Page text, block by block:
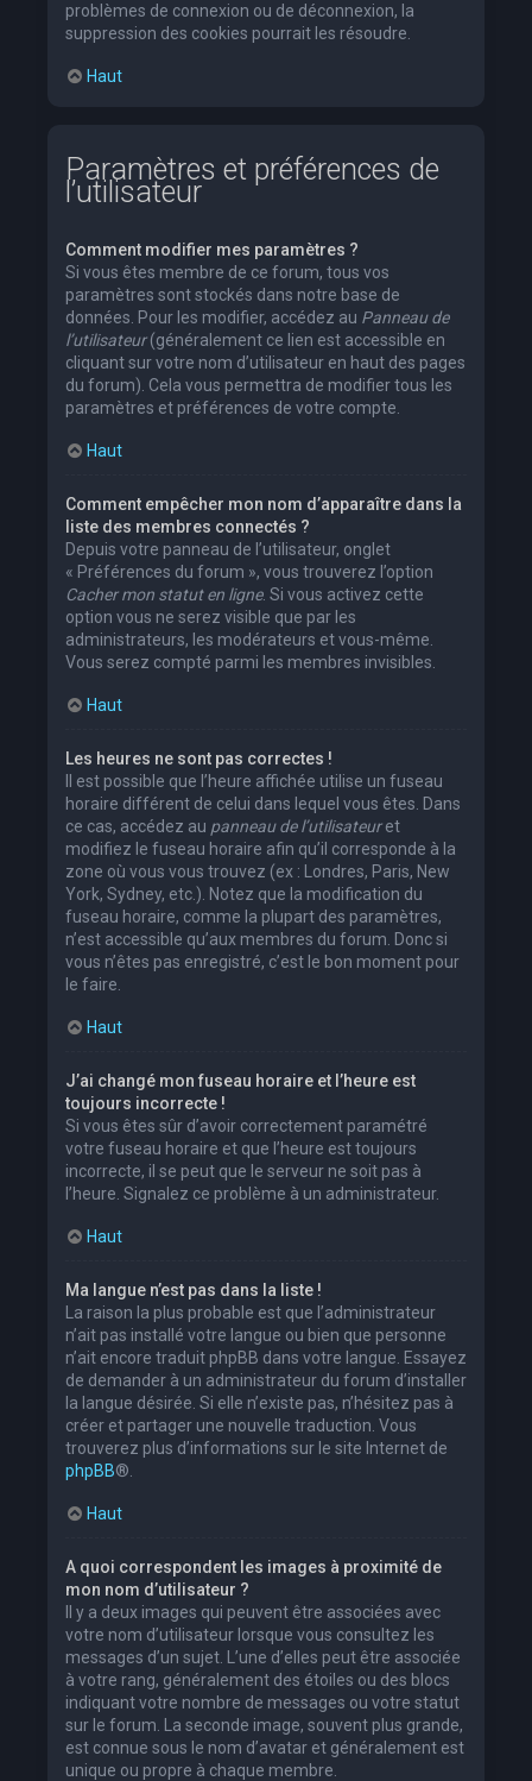
problèmes de connexion ou de déconnexion, la
suppression des cookies pourrait les résoudre.
Haut
Paramètres et préférences de
l’utilisateur
Comment modifier mes paramètres ?
Si vous êtes membre de ce forum, tous vos
paramètres sont stockés dans notre base de
données. Pour les modifier, accédez au Panneau de
l’utilisateur(généralement ce lien est accessible en
cliquant sur votre nom d’utilisateur en haut des pages
du forum). Cela vous permettra de modifier tous les
paramètres et préférences de votre compte.
Haut
Comment empêcher mon nom d’apparaître dans la
liste des membres connectés ?
Depuis votre panneau de l’utilisateur, onglet
« Préférences du forum », vous trouverez l’option
Cacher mon statut en ligne. Si vous activez cette
option vous ne serez visible que par les
administrateurs, les modérateurs et vous-même.
Vous serez compté parmi les membres invisibles.
Haut
Les heures ne sont pas correctes !
Il est possible que l’heure affichée utilise un fuseau
horaire différent de celui dans lequel vous êtes. Dans
ce cas, accédez au panneau de l’utilisateuret
modifiez le fuseau horaire afin qu’il corresponde à la
zone où vous vous trouvez (ex : Londres, Paris, New
York, Sydney, etc.). Notez que la modification du
fuseau horaire, comme la plupart des paramètres,
n’est accessible qu’aux membres du forum. Donc si
vous n’êtes pas enregistré, c’est le bon moment pour
le faire.
Haut
J’ai changé mon fuseau horaire et l’heure est
toujours incorrecte !
Si vous êtes sûr d’avoir correctement paramétré
votre fuseau horaire et que l’heure est toujours
incorrecte, il se peut que le serveur ne soit pas à
l’heure. Signalez ce problème à un administrateur.
Haut
Ma langue n’est pas dans la liste !
La raison la plus probable est que l’administrateur
n’ait pas installé votre langue ou bien que personne
n’ait encore traduit phpBB dans votre langue. Essayez
de demander à un administrateur du forum d’installer
la langue désirée. Si elle n’existe pas, n’hésitez pas à
créer et partager une nouvelle traduction. Vous
trouverez plus d’informations sur le site Internet de
phpBB®.
Haut
A quoi correspondent les images à proximité de
mon nom d’utilisateur ?
Il y a deux images qui peuvent être associées avec
votre nom d’utilisateur lorsque vous consultez les
messages d’un sujet. L’une d’elles peut être associée
à votre rang, généralement des étoiles ou des blocs
indiquant votre nombre de messages ou votre statut
sur le forum. La seconde image, souvent plus grande,
est connue sous le nom d’avatar et généralement est
unique ou propre à chaque membre.